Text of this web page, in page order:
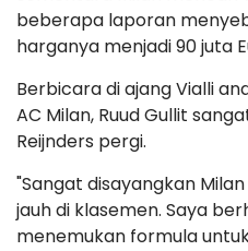
beberapa laporan
harganya menjadi 90 juta
Berbicara di ajang Vialli
AC Milan, Ruud Gullit
Reijnders pergi.
"Sangat disayangkan
jauh di klasemen. Saya
menemukan formula